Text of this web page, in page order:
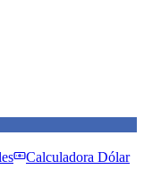
Calculadora Dólar